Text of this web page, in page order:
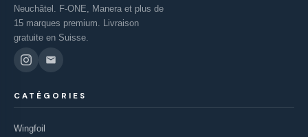
Neuchâtel. F-ONE, Manera et plus de
15 marques premium. Livraison
gratuite en Suisse.
CATÉGORIES
Wingfoil